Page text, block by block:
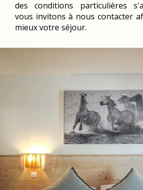
des conditions particulières
vous invitons à nous contacter
mieux votre séjour.